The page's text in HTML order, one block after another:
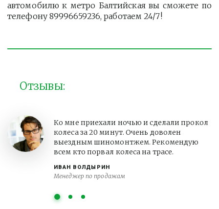
автомобилю к метро Балтийская вы сможете по
телефону 89996659236, работаем 24/7!
Отзывы:
ИВАН ВОЛДЫРИН
Менеджер по продажам
Ко мне приехали ночью и сделали прокол
колеса за 20 минут. Очень доволен
выездным шиномонтжем. Рекомендую
всем кто порвал колеса на трасе.